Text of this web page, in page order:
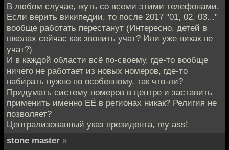
В любом случае, жуть со всеми этими телефонами.
Если верить википедии, то после 2017 "01, 02, 03..."
вообще работать перестанут (Интересно, детей в
школах сейчас как звонить учат? Или уже никак не
учат?)
И в каждой области всё по-своему, где-то вообще
ничего не работает из новых номеров, где-то
набирать нужно по особенному, так что-ли?
Придумать систему номеров в центре и заставить
применить именно ЕЁ в регионах никак? Религия не
позволяет?
Централизованный указ президента, my ass!
stone master »